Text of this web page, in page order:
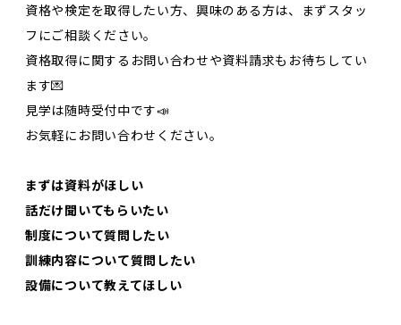
資格や検定を取得したい方、興味のある方は、まずスタッ
フにご相談ください。
資格取得に関するお問い合わせや資料請求もお待ちしてい
ます💌
見学は随時受付中です📣
お気軽にお問い合わせください。
まずは資料がほしい
話だけ聞いてもらいたい
制度について質問したい
訓練内容について質問したい
設備について教えてほしい